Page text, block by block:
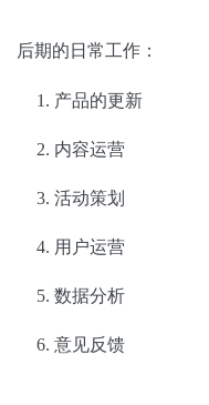
后期的日常工作：
产品的更新
内容运营
活动策划
用户运营
数据分析
意见反馈